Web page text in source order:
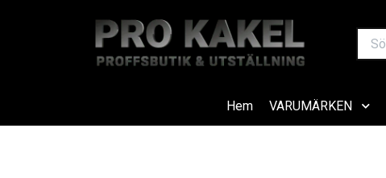
Hem VARUMÄRKEN